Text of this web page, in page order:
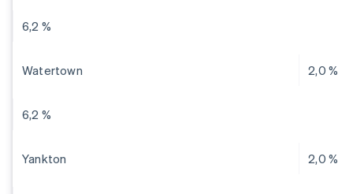
6,2 %
Watertown 2,0 %
6,2 %
Yankton 2,0 %